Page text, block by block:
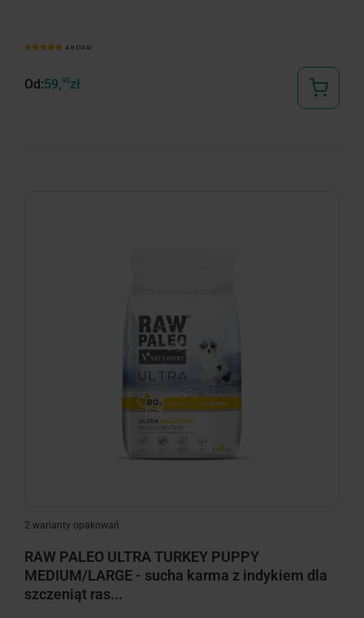
4.9 (134)
Od:59,90zł
2 warianty opakowań
RAW PALEO ULTRA TURKEY PUPPY
MEDIUM/LARGE - sucha karma z indykiem dla
szczeniąt ras...